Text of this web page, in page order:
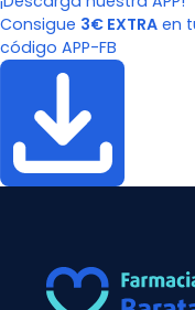
Consigue 3€ EXTRA en
código APP-FB